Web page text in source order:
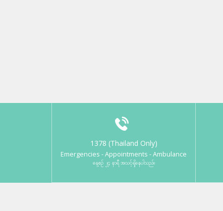
1378 (Thailand Only)
Emergencies - Appointments - Ambulance
နေ့စဉ် ၂၄ နာရီ အသင့်ရှိနေပါသည်။